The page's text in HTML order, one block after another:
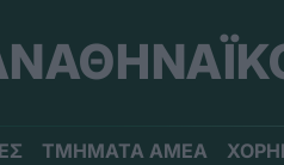
ΤΜΗΜΑΤΑ ΑΜΕΑ